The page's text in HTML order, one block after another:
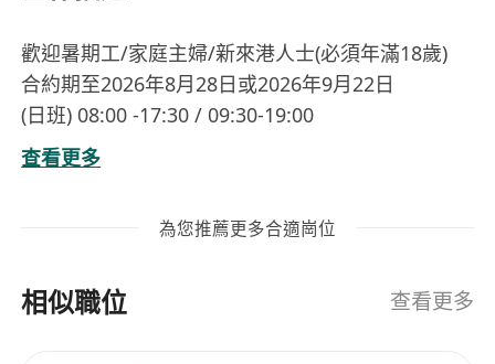
歡迎暑期工/家庭主婦/新來港人士(必須年滿18歲)
合約期至2026年8月28日或2026年9月22日
(日班) 08:00 -17:30 / 09:30-19:00
(夜班) 21:00-06:00 / 22:30-07:30
時薪可達: $83
· 負責協助包裝或生產月餅食品
· 學歷及工作經驗不拘
查看更多
為您推薦更多合適崗位
相似職位 查看更多